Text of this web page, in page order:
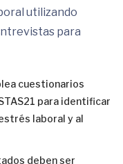
utilizando
para
cuestionarios
para identificar
laboral y al
deben ser